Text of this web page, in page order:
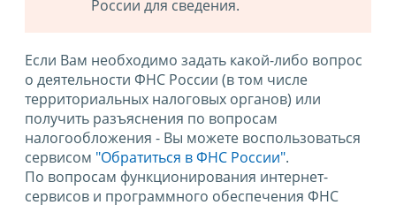
России для сведения.
Если Вам необходимо задать какой-либо вопрос
о деятельности ФНС России (в том числе
территориальных налоговых органов) или
получить разъяснения по вопросам
налогообложения - Вы можете воспользоваться
сервисом "Обратиться в ФНС России".
По вопросам функционирования интернет-
сервисов и программного обеспечения ФНС